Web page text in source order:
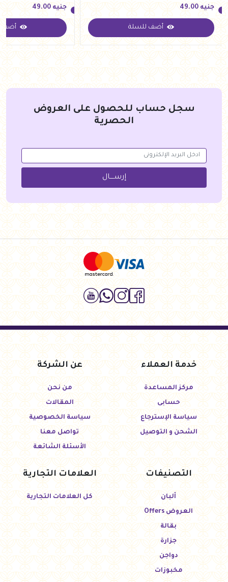
جنيه
جنيه 49.00
أضف للسلة
جنيه
جنيه 49.00
أضف
سجل حساب للحصول على العروض
الحصرية
إرســــال
خدمة العملاء
مركز المساعدة
حسابى
سياسة الإسترجاع
الشحن و التوصيل
عن الشركة
من نحن
المقالات
سياسة الخصوصية
تواصل معنا
الأسئلة الشائعة
التصنيفات
ألبان
العروض Offers
بقالة
جزارة
دواجن
مخبوزات
العلامات التجارية
كل العلامات التجارية